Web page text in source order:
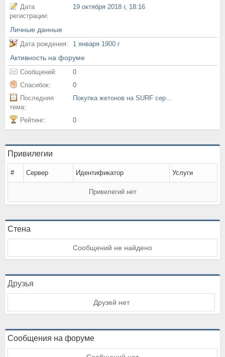
Дата
регистрации:
19 октября 2018 г, 18:16
Личные данные
Дата рождения: 1 января 1900 г
Активность на форуме
Сообщений:
0
Спасибок:
0
Последняя
тема:
Покупка жетонов на SURF серверах
Рейтинг: 0
Привилегии
# Сервер Идентификатор Услуги
Привилегий нет
Стена
Сообщений не найдено
Друзья
Друзей нет
Сообщения на форуме